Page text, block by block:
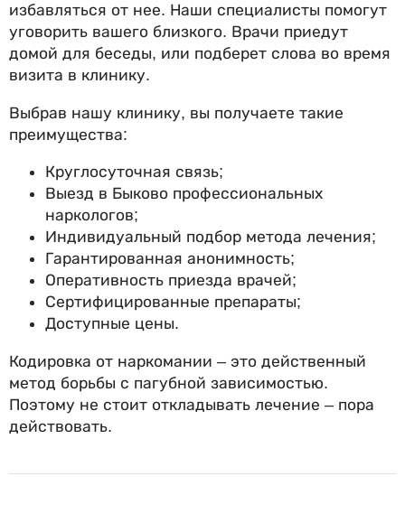
избавляться от нее. Наши специалисты помогут
уговорить вашего близкого. Врачи приедут
домой для беседы, или подберет слова во время
визита в клинику.
Выбрав нашу клинику, вы получаете такие
преимущества:
Круглосуточная связь;
Выезд в Быково профессиональных
наркологов;
Индивидуальный подбор метода лечения;
Гарантированная анонимность;
Оперативность приезда врачей;
Сертифицированные препараты;
Доступные цены.
Кодировка от наркомании – это действенный
метод борьбы с пагубной зависимостью.
Поэтому не стоит откладывать лечение – пора
действовать.